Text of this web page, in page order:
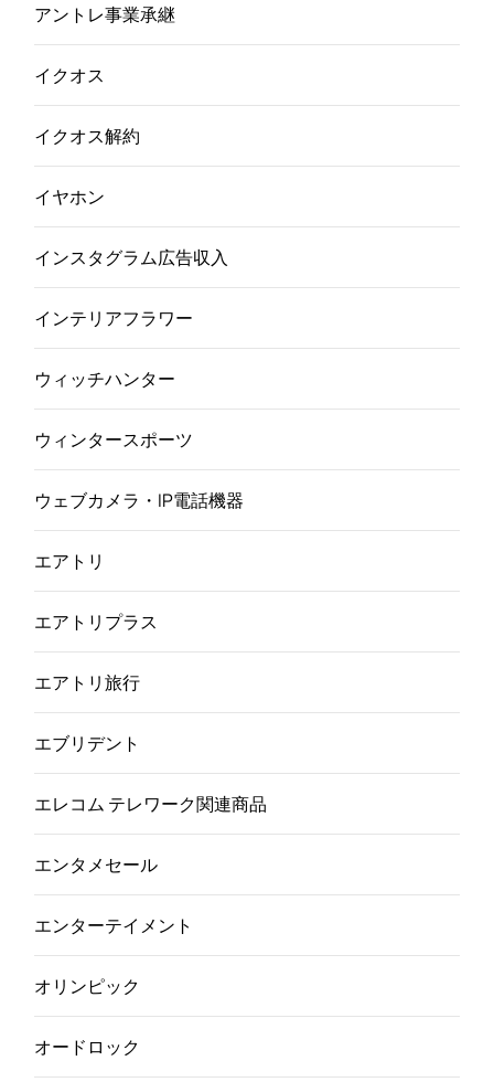
アントレ事業承継
イクオス
イクオス解約
イヤホン
インスタグラム広告収入
インテリアフラワー
ウィッチハンター
ウィンタースポーツ
ウェブカメラ・IP電話機器
エアトリ
エアトリプラス
エアトリ旅行
エブリデント
エレコム テレワーク関連商品
エンタメセール
エンターテイメント
オリンピック
オードロック